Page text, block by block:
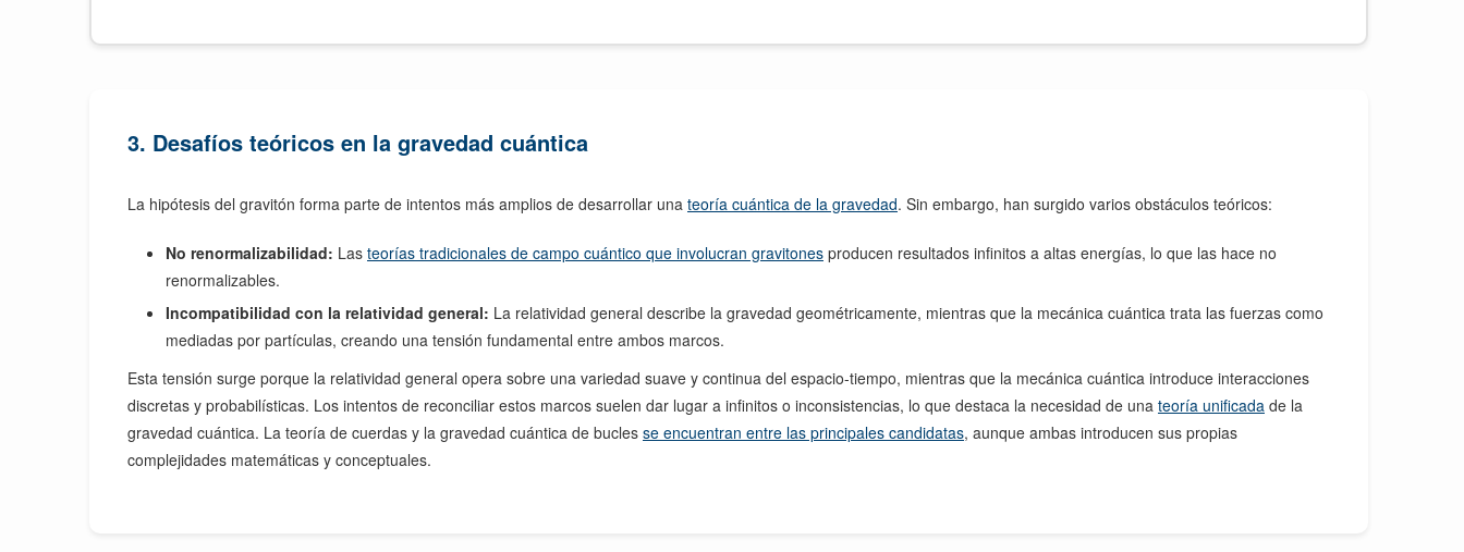
3. Desafíos teóricos en la gravedad cuántica
La hipótesis del gravitón forma parte de intentos más amplios de desarrollar una teoría cuántica de la gravedad. Sin embargo, han surgido varios obstáculos teóricos:
No renormalizabilidad: Las teorías tradicionales de campo cuántico que involucran gravitones producen resultados infinitos a altas energías, lo que las hace no
renormalizables.
Incompatibilidad con la relatividad general: La relatividad general describe la gravedad geométricamente, mientras que la mecánica cuántica trata las fuerzas como
mediadas por partículas, creando una tensión fundamental entre ambos marcos.
Esta tensión surge porque la relatividad general opera sobre una variedad suave y continua del espacio-tiempo, mientras que la mecánica cuántica introduce interacciones
discretas y probabilísticas. Los intentos de reconciliar estos marcos suelen dar lugar a infinitos o inconsistencias, lo que destaca la necesidad de una teoría unificada de la
gravedad cuántica. La teoría de cuerdas y la gravedad cuántica de bucles se encuentran entre las principales candidatas, aunque ambas introducen sus propias
complejidades matemáticas y conceptuales.